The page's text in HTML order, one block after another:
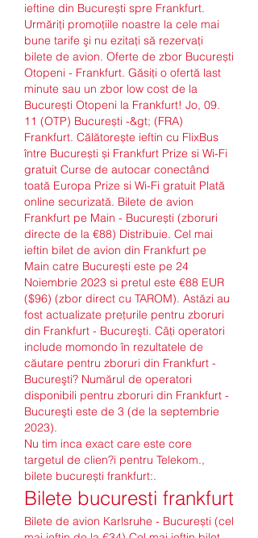
ieftine din București spre Frankfurt.
Urmăriţi promoţiile noastre la cele mai
bune tarife şi nu ezitaţi să rezervaţi
bilete de avion. Oferte de zbor București
Otopeni - Frankfurt. Găsiți o ofertă last
minute sau un zbor low cost de la
București Otopeni la Frankfurt! Jo, 09.
11 (OTP) București -&gt; (FRA)
Frankfurt. Călătorește ieftin cu FlixBus
între București și Frankfurt Prize si Wi-Fi
gratuit Curse de autocar conectând
toată Europa Prize si Wi-Fi gratuit Plată
online securizată. Bilete de avion
Frankfurt pe Main - București (zboruri
directe de la €88) Distribuie. Cel mai
ieftin bilet de avion din Frankfurt pe
Main catre București este pe 24
Noiembrie 2023 si pretul este €88 EUR
($96) (zbor direct cu TAROM). Astăzi au
fost actualizate prețurile pentru zboruri
din Frankfurt - Bucureşti. Câți operatori
include momondo în rezultatele de
căutare pentru zboruri din Frankfurt -
Bucureşti? Numărul de operatori
disponibili pentru zboruri din Frankfurt -
Bucureşti este de 3 (de la septembrie
2023).
Nu tim inca exact care este core
targetul de clien?i pentru Telekom.,
bilete bucurești frankfurt:.
Bilete bucuresti frankfurt
Bilete de avion Karlsruhe - București (cel